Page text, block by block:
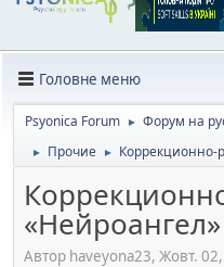
Головне меню
Psyonica Forum ► Форум на
► Прочие ► Коррекционно-
«Нейроангел»
Автор haveyona23, Жовт.